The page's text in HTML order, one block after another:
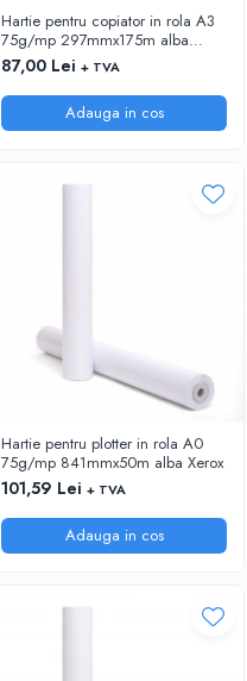
Hartie pentru copiator in rola A3
75g/mp 297mmx175m alba
Xerox
87,00 Lei + TVA
Adauga in cos
Hartie pentru plotter in rola A0
75g/mp 841mmx50m alba Xerox
101,59 Lei + TVA
Adauga in cos